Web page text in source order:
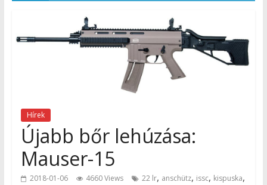
Hírek
Újabb bőr lehúzása:
Mauser-15
2018-01-06 4660 Views 22 lr, anschütz, issc, kispuska,